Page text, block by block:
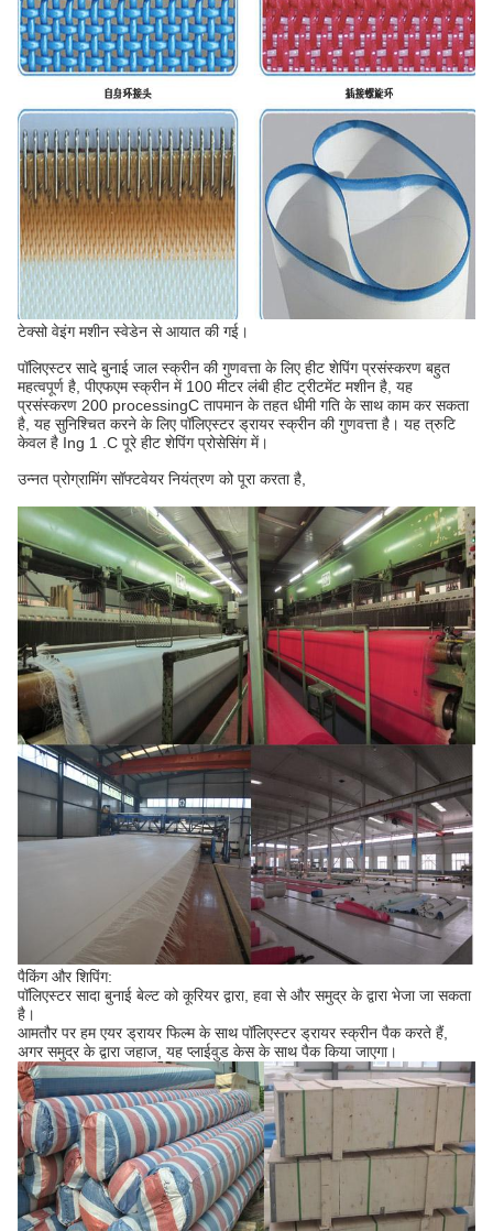
टेक्सो वेइंग मशीन स्वेडेन से आयात की गई।
पॉलिएस्टर सादे बुनाई जाल स्क्रीन की गुणवत्ता के लिए हीट शेपिंग प्रसंस्करण बहुत
महत्वपूर्ण है, पीएफएम स्क्रीन में 100 मीटर लंबी हीट ट्रीटमेंट मशीन है, यह
प्रसंस्करण 200 processingC तापमान के तहत धीमी गति के साथ काम कर सकता
है, यह सुनिश्चित करने के लिए पॉलिएस्टर ड्रायर स्क्रीन की गुणवत्ता है। यह त्रुटि
केवल है Ing 1 .C पूरे हीट शेपिंग प्रोसेसिंग में।
उन्नत प्रोग्रामिंग सॉफ्टवेयर नियंत्रण को पूरा करता है,
पैकिंग और शिपिंग:
पॉलिएस्टर सादा बुनाई बेल्ट को कूरियर द्वारा, हवा से और समुद्र के द्वारा भेजा जा सकता
है।
आमतौर पर हम एयर ड्रायर फिल्म के साथ पॉलिएस्टर ड्रायर स्क्रीन पैक करते हैं,
अगर समुद्र के द्वारा जहाज, यह प्लाईवुड केस के साथ पैक किया जाएगा।